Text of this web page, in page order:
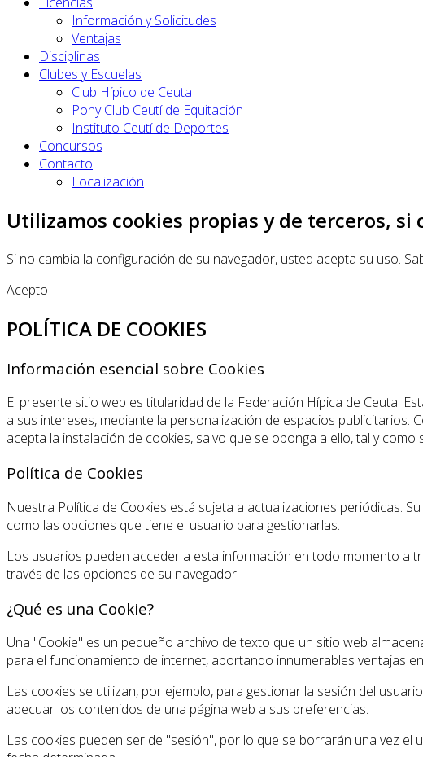
Información y Solicitudes
Ventajas
Disciplinas
Clubes y Escuelas
Club Hípico de Ceuta
Pony Club Ceutí de Equitación
Instituto Ceutí de Deportes
Concursos
Contacto
Localización
Utilizamos cookies propias y de terceros,
Si no cambia la configuración de su navegador, usted acepta su uso.
Acepto
POLÍTICA DE COOKIES
Información esencial sobre Cookies
El presente sitio web es titularidad de la Federación Hípica de Ceuta.
a sus intereses, mediante la personalización de espacios
acepta la instalación de cookies, salvo que se oponga a ello, tal y
Política de Cookies
Nuestra Política de Cookies está sujeta a actualizaciones periódicas.
como las opciones que tiene el usuario para gestionarlas.
Los usuarios pueden acceder a esta información en todo momento a
través de las opciones de su navegador.
¿Qué es una Cookie?
Una "Cookie" es un pequeño archivo de texto que un sitio web
para el funcionamiento de internet, aportando innumerables ventajas
Las cookies se utilizan, por ejemplo, para gestionar la sesión del
adecuar los contenidos de una página web a sus preferencias.
Las cookies pueden ser de "sesión", por lo que se borrarán una vez